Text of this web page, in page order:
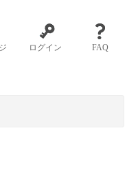
ログイン FAQ